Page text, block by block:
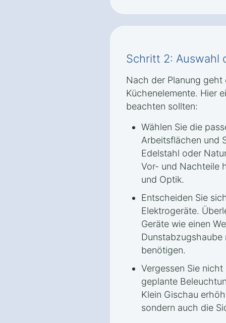
Schritt 2: Auswahl
Nach der Planung geht
Küchenelemente. Hier
beachten sollten:
Wählen Sie die
Arbeitsflächen und
Edelstahl oder
Vor- und Nachteile
und Optik.
Entscheiden Sie
Elektrogeräte.
Geräte wie einen
Dunstabzugshaube
benötigen.
Vergessen Sie
geplante
Klein Gischau
sondern auch die